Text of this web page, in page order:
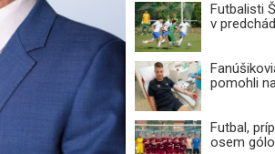
Futbalisti
v
pomohli
Futbal,
osem